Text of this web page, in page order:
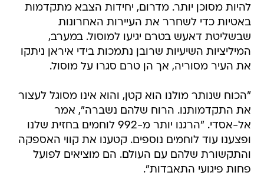
להיות מסוכן יותר. מדרום, יחידות הצבא מתקדמות
באטיות כדי לשחרר את העיירות האחרונות
שבשליטת דאעש בטרם יגיעו למוסול. במערב,
המיליציות השיעיות שרובן נתמכות בידי איראן ניתקו
את העיר מסוריה, אך הן טרם סגרו על מוסול.
"הכוח שנותר מולנו הוא קטן, והוא אינו מסוגל לעצור
את התקדמותנו. הרוח שלהם נשברה", אמר
אל-אסדי. "הרגנו יותר מ-992 לוחמים בחזית שלנו
ופצענו עוד לוחמים נוספים. קטענו את קווי האספקה
והתקשורת שלהם עם העולם. הם מוציאים לפועל
פחות פיגועי התאבדות".